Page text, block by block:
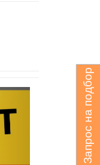
Запрос на подбор